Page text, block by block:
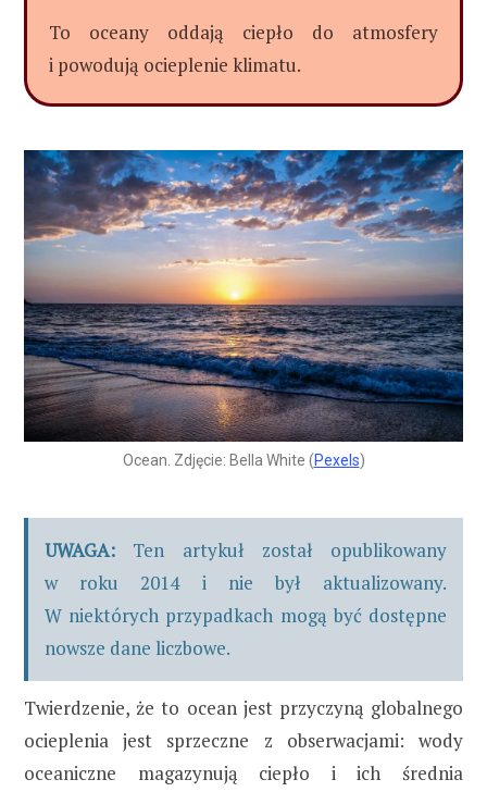
To oceany oddają ciepło do atmosfery
i powodują ocieplenie klimatu.
Ocean. Zdjęcie: Bella White (Pexels)
UWAGA: Ten artykuł został opublikowany
w roku 2014 i nie był aktualizowany.
W niektórych przypadkach mogą być dostępne
nowsze dane liczbowe.
Twierdzenie, że to ocean jest przyczyną globalnego
ocieplenia jest sprzeczne z obserwacjami: wody
oceaniczne magazynują ciepło i ich średnia